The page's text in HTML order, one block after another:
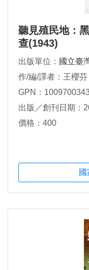
聽見殖民地：
查(1943)
出版單位： 國立臺
作/編/譯者：王櫻
GPN：
出版／創刊日期：
價格：400